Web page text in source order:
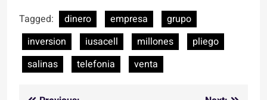
Tagged:
dinero empresa
grupo
inversion
iusacell millones
pliego
salinas
telefonia venta